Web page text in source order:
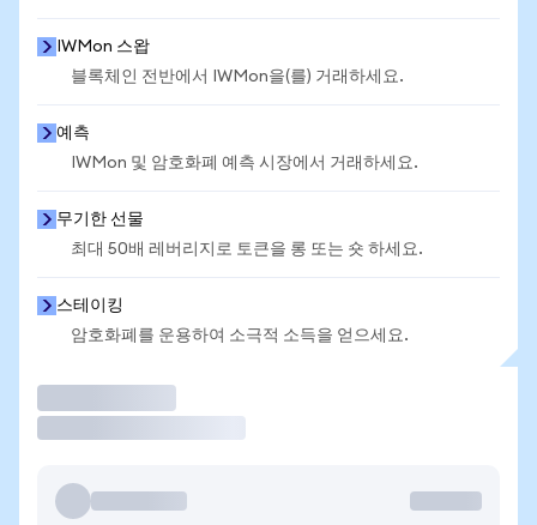
IWMon 스왑
블록체인 전반에서 IWMon을(를) 거래하세요.
예측
IWMon 및 암호화폐 예측 시장에서 거래하세요.
무기한 선물
최대 50배 레버리지로 토큰을 롱 또는 숏 하세요.
스테이킹
암호화폐를 운용하여 소극적 소득을 얻으세요.